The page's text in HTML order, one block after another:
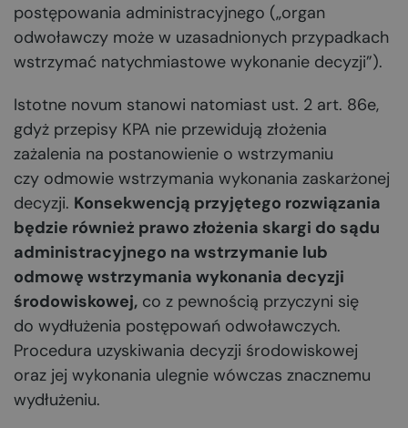
postępowania administracyjnego („organ
odwoławczy może w uzasadnionych przypadkach
wstrzymać natychmiastowe wykonanie decyzji”).
Istotne novum stanowi natomiast ust. 2 art. 86e,
gdyż przepisy KPA nie przewidują złożenia
zażalenia na postanowienie o wstrzymaniu
czy odmowie wstrzymania wykonania zaskarżonej
decyzji. Konsekwencją przyjętego rozwiązania
będzie również prawo złożenia skargi do sądu
administracyjnego na wstrzymanie lub
odmowę wstrzymania wykonania decyzji
środowiskowej, co z pewnością przyczyni się
do wydłużenia postępowań odwoławczych.
Procedura uzyskiwania decyzji środowiskowej
oraz jej wykonania ulegnie wówczas znacznemu
wydłużeniu.